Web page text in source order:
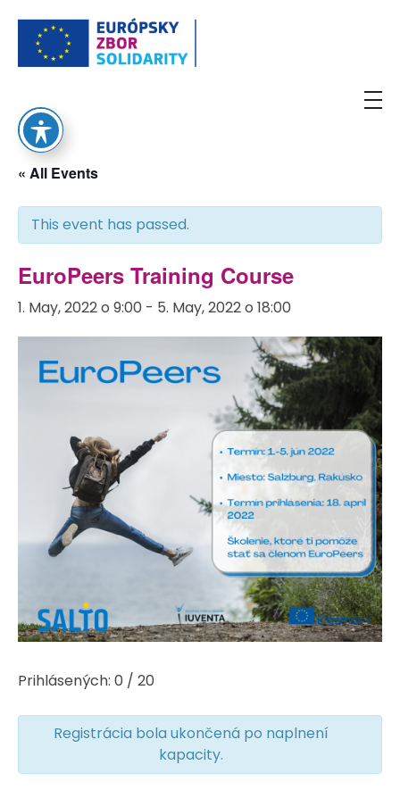
« All Events
This event has passed.
EuroPeers Training Course
1. May, 2022 o 9:00 - 5. May, 2022 o 18:00
Prihlásených: 0 / 20
Registrácia bola ukončená po naplnení
kapacity.